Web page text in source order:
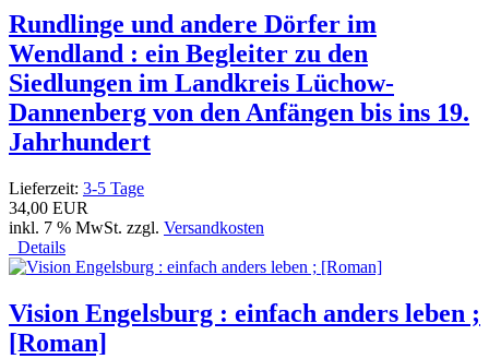
Rundlinge und andere Dörfer im
Wendland : ein Begleiter zu den
Siedlungen im Landkreis Lüchow-
Dannenberg von den Anfängen bis ins 19.
Jahrhundert
Lieferzeit: 3-5 Tage
34,00 EUR
inkl. 7 % MwSt. zzgl. Versandkosten
Details
Vision Engelsburg : einfach anders leben ;
[Roman]